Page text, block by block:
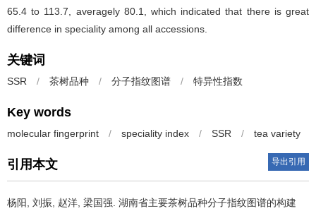
65.4 to 113.7, averagely 80.1, which indicated that there is great
difference in speciality among all accessions.
关键词
SSR / 茶树品种 / 分子指纹图谱 / 特异性指数
Key words
molecular fingerprint / speciality index / SSR / tea variety
引用本文 导出引用
杨阳, 刘振, 赵洋, 梁国强. 湖南省主要茶树品种分子指纹图谱的构建